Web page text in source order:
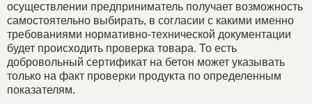
осуществлении предприниматель получает возможность
самостоятельно выбирать, в согласии с какими именно
требованиями нормативно-технической документации
будет происходить проверка товара. То есть
добровольный сертификат на бетон может указывать
только на факт проверки продукта по определенным
показателям.